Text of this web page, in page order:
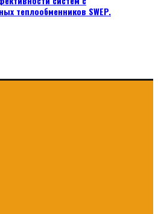
теплообменников SWEP.